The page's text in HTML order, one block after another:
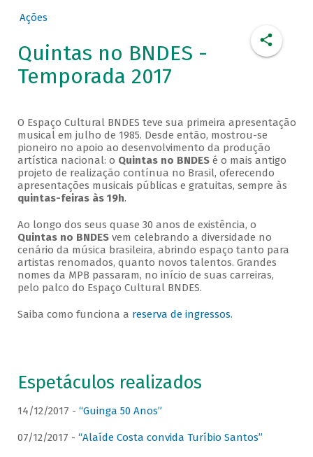
Ações
Quintas no BNDES -
Temporada 2017
O Espaço Cultural BNDES teve sua primeira apresentação
musical em julho de 1985. Desde então, mostrou-se
pioneiro no apoio ao desenvolvimento da produção
artística nacional: o Quintas no BNDESé o mais antigo
projeto de realização contínua no Brasil, oferecendo
apresentações musicais públicas e gratuitas, sempre às
quintas-feiras às 19h.
Ao longo dos seus quase 30 anos de existência, o
Quintas no BNDESvem celebrando a diversidade no
cenário da música brasileira, abrindo espaço tanto para
artistas renomados, quanto novos talentos. Grandes
nomes da MPB passaram, no início de suas carreiras,
pelo palco do Espaço Cultural BNDES.
Saiba como funciona a reserva de ingressos.
Espetáculos realizados
14/12/2017 - “Guinga 50 Anos”
07/12/2017 - “Alaíde Costa convida Turíbio Santos”